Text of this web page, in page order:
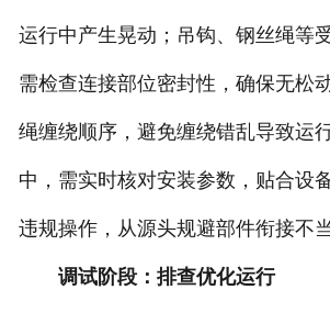
运行中产生晃动；吊钩、钢丝绳等
需检查连接部位密封性，确保无松
绳缠绕顺序，避免缠绕错乱导致运
中，需实时核对安装参数，贴合设
违规操作，从源头规避部件衔接不
调试阶段：排查优化运行